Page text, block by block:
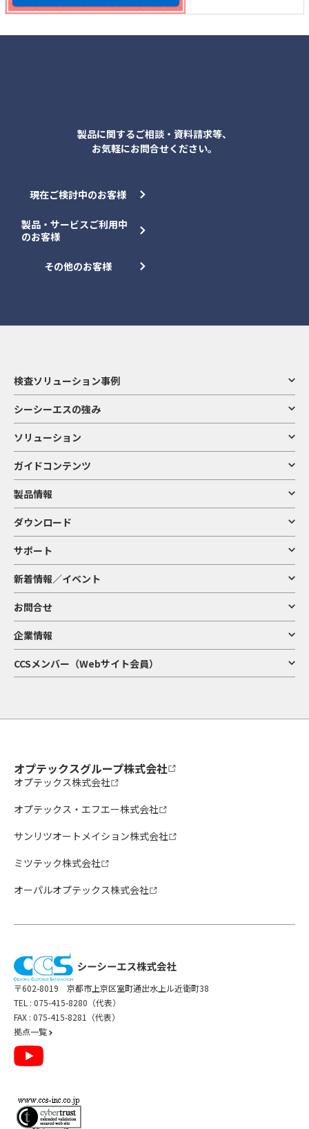
製品に関するご相談・資料請求等、
お気軽にお問合せください。
現在ご検討中のお客様
製品・サービスご利用中
のお客様
その他のお客様
検査ソリューション事例
シーシーエスの強み
ソリューション
ガイドコンテンツ
製品情報
ダウンロード
サポート
新着情報／イベント
お問合せ
企業情報
CCSメンバー（Webサイト会員）
オプテックスグループ株式会社
オプテックス株式会社
オプテックス・エフエー株式会社
サンリツオートメイション株式会社
ミツテック株式会社
オーパルオプテックス株式会社
〒602-8019 京都市上京区室町通出水上ル近衛町38
TEL : 075-415-8280（代表）
FAX : 075-415-8281（代表）
拠点一覧